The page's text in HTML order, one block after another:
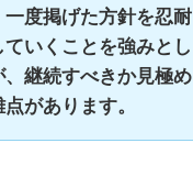
一度掲げた方針を忍耐
いくことを強みとし
、継続すべきか見極め
があります。